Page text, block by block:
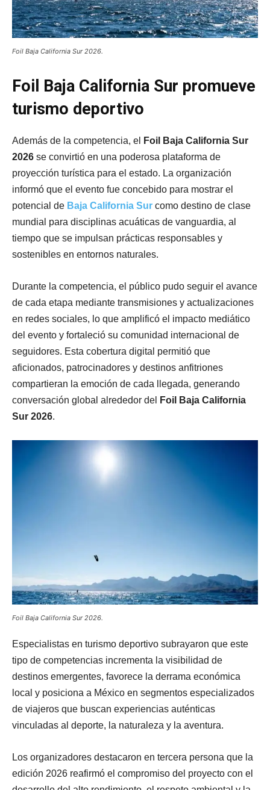
Foil Baja California Sur 2026.
Foil Baja California Sur promueve
turismo deportivo
Además de la competencia, el
Foil Baja California Sur
2026 se convirtió en una poderosa plataforma de
proyección turística para el estado. La organización
informó que el evento fue concebido para mostrar el
potencial de Baja California Sur como destino de clase
mundial para disciplinas acuáticas de vanguardia, al
tiempo que se impulsan prácticas responsables y
sostenibles en entornos naturales.
Durante la competencia, el público pudo seguir el avance
de cada etapa mediante transmisiones y actualizaciones
en redes sociales, lo que amplificó el impacto mediático
del evento y fortaleció su comunidad internacional de
seguidores. Esta cobertura digital permitió que
aficionados, patrocinadores y destinos anfitriones
compartieran la emoción de cada llegada, generando
conversación global alrededor del
Foil Baja California
Sur 2026.
Foil Baja California Sur 2026.
Especialistas en turismo deportivo subrayaron que este
tipo de competencias incrementa la visibilidad de
destinos emergentes, favorece la derrama económica
local y posiciona a México en segmentos especializados
de viajeros que buscan experiencias auténticas
vinculadas al deporte, la naturaleza y la aventura.
Los organizadores destacaron en tercera persona que la
edición 2026 reafirmó el compromiso del proyecto con el